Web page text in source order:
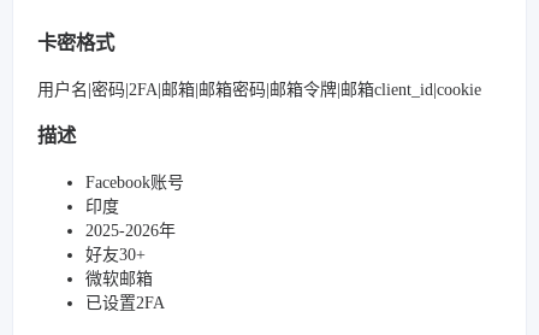
卡密格式
用户名|密码|2FA|邮箱|邮箱密码|邮箱令牌|邮箱client_id|cookie
描述
Facebook账号
印度
2025-2026年
好友30+
微软邮箱
已设置2FA